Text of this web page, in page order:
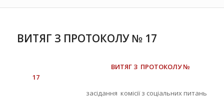
ВИТЯГ З ПРОТОКОЛУ № 17
ВИТЯГ З ПРОТОКОЛУ №
17
засідання комісії з соціальних питань